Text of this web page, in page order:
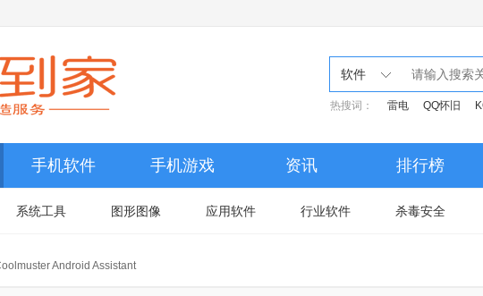
软件
热搜词： 雷电 QQ怀旧
手机软件 手机游戏 资讯 排行榜
系统工具 图形图像 应用软件 行业软件 杀毒安全
Android Assistant